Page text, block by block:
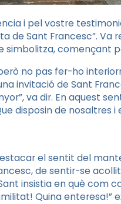
i pel vostre
de Sant Francesc”.
simbolitza, començant
no pas fer-ho
invitació de Sant
va dir. En aquest
disposin de nosaltres
el sentit del
de sentir-se
insistiaen què com
Quina enteresa!”